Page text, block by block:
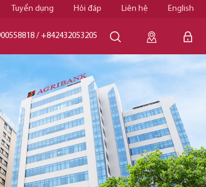
Tuyển dụng Hỏi đáp Liên hệ English
/ +842432053205